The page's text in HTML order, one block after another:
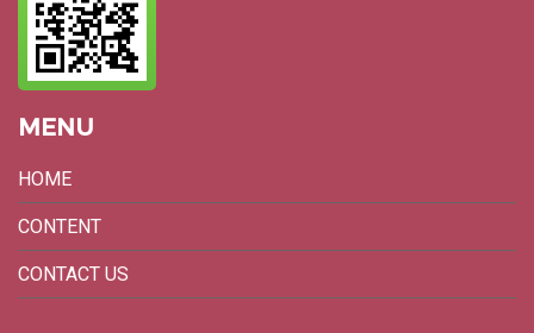
MENU
HOME
CONTENT
CONTACT US